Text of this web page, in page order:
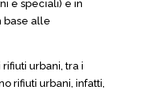
e speciali) e in
base alle
urbani, tra i
rifiuti urbani, infatti,